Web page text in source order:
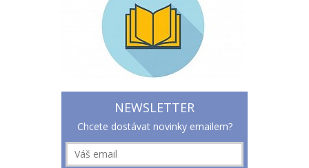
NEWSLETTER
Chcete dostávat novinky emailem?